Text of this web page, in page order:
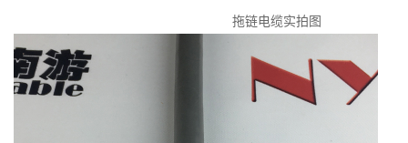
拖链电缆实拍图